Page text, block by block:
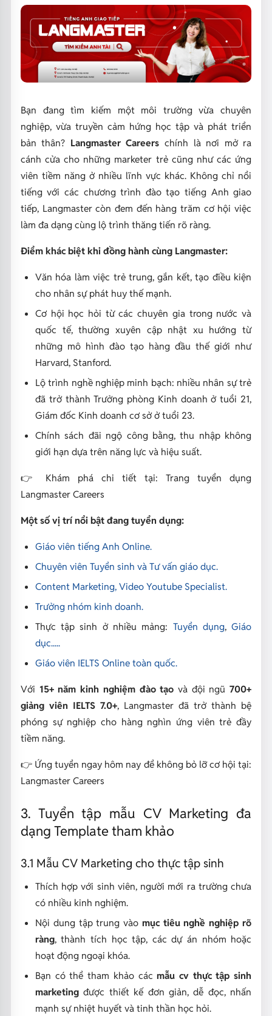
Bạn đang tìm kiếm một môi trường vừa chuyên
nghiệp, vừa truyền cảm hứng học tập và phát triển
bản thân? Langmaster Careers chính là nơi mở ra
cánh cửa cho những marketer trẻ cũng như các ứng
viên tiềm năng ở nhiều lĩnh vực khác. Không chỉ nổi
tiếng với các chương trình đào tạo tiếng Anh giao
tiếp, Langmaster còn đem đến hàng trăm cơ hội việc
làm đa dạng cùng lộ trình thăng tiến rõ ràng.
Điểm khác biệt khi đồng hành cùng Langmaster:
Văn hóa làm việc trẻ trung, gắn kết, tạo điều kiện
cho nhân sự phát huy thế mạnh.
Cơ hội học hỏi từ các chuyên gia trong nước và
quốc tế, thường xuyên cập nhật xu hướng từ
những mô hình đào tạo hàng đầu thế giới như
Harvard, Stanford.
Lộ trình nghề nghiệp minh bạch: nhiều nhân sự trẻ
đã trở thành Trưởng phòng Kinh doanh ở tuổi 21,
Giám đốc Kinh doanh cơ sở ở tuổi 23.
Chính sách đãi ngộ công bằng, thu nhập không
giới hạn dựa trên năng lực và hiệu suất.
👉 Khám phá chi tiết tại:
Trang tuyển dụng
Langmaster Careers
Một số vị trí nổi bật đang tuyển dụng:
Giáo viên tiếng Anh Online.
Chuyên viên Tuyển sinh và Tư vấn giáo dục.
Content Marketing, Video Youtube Specialist.
Trưởng nhóm kinh doanh.
Thực tập sinh ở nhiều mảng: Tuyển dụng,Giáo
dục.....
Giáo viên IELTS Online toàn quốc.
Với 15+ năm kinh nghiệm đào tạo và đội ngũ700+
giảng viên IELTS 7.0+, Langmaster đã trở thành bệ
phóng sự nghiệp cho hàng nghìn ứng viên trẻ đầy
tiềm năng.
👉 Ứng tuyển ngay hôm nay để không bỏ lỡ cơ hội tại:
Langmaster Careers
3. Tuyển tập mẫu CV Marketing đa
dạng Template tham khảo
3.1 Mẫu CV Marketing cho thực tập sinh
Thích hợp với sinh viên, người mới ra trường chưa
có nhiều kinh nghiệm.
Nội dung tập trung vào mục tiêu nghề nghiệp rõ
ràng, thành tích học tập, các dự án nhóm hoặc
hoạt động ngoại khóa.
Bạn có thể tham khảo cácmẫu cv thực tập sinh
marketingđược thiết kế đơn giản, dễ đọc, nhấn
mạnh sự nhiệt huyết và tinh thần học hỏi.